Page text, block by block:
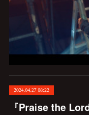
2024.04.27 08:22